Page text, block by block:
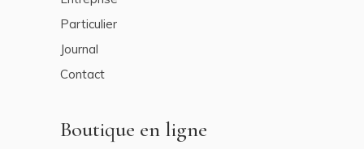
Particulier
Journal
Contact
Boutique en ligne